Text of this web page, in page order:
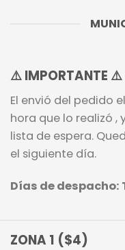
⚠️ IMPORTANTE ⚠️
El envió del pedido
hora que lo realizó ,
lista de espera.
el siguiente día.
Días de despacho:
ZONA 1 ($4)